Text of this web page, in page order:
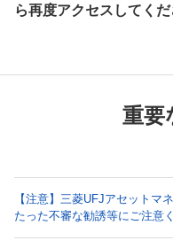
ら再度アクセスしてくだ
重要
【注意】三菱UFJアセットマ
たった不審な勧誘等にご注意